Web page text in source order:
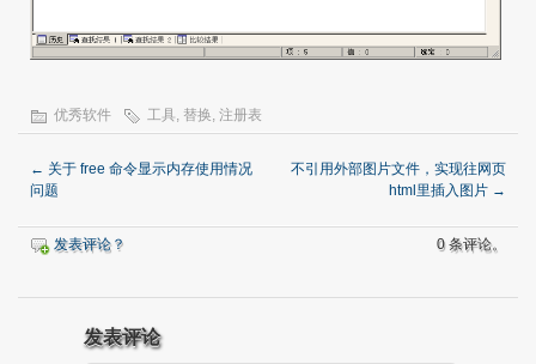
优秀软件 工具, 替换, 注册表
← 关于 free 命令显示内存使用情况
问题
不引用外部图片文件，实现往网页
html里插入图片 →
发表评论？ 0 条评论。
发表评论